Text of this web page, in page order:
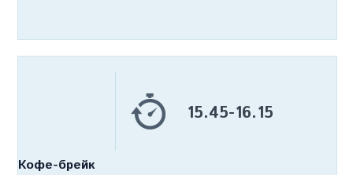
15.45-16.15
Кофе-брейк